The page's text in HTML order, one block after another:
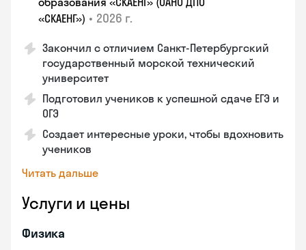
«СКАЕНГ») • 2026 г.
Закончил с отличием Санкт-Петербургский
государственный морской технический
университет
Подготовил учеников к успешной сдаче ЕГЭ и
ОГЭ
Создает интересные уроки, чтобы вдохновить
учеников
Читать дальше
Услуги и цены
Физика